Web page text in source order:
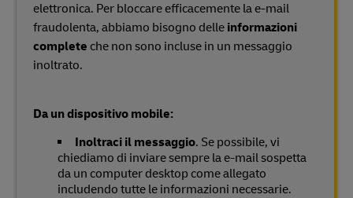
elettronica. Per bloccare efficacemente la e-mail
fraudolenta, abbiamo bisogno delle informazioni
complete che non sono incluse in un messaggio
inoltrato.
Da un dispositivo mobile:
Inoltraci il messaggio. Se possibile, vi
chiediamo di inviare sempre la e-mail sospetta
da un computer desktop come allegato
includendo tutte le informazioni necessarie.